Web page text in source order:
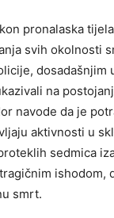
pronalaska
svih okolnosti
na
navode da je
aktivnosti u
sedmica
smrt.